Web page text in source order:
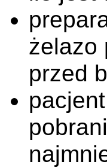
żelazo
przed